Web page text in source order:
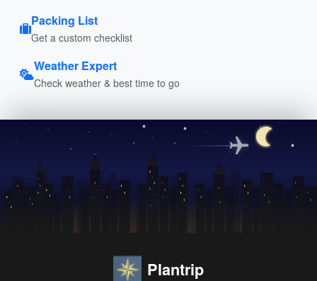
Packing List
Get a custom checklist
Weather Expert
Check weather & best time to go
Plantrip